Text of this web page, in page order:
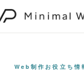
Web制作お役立ち情